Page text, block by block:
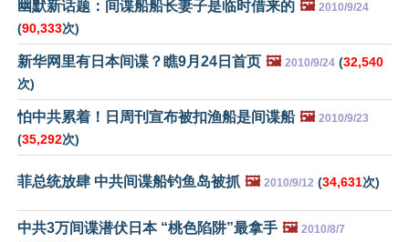
幽默新话题：间谍船船长妻子是临时借来的 🖼️ 2010/9/24
(90,333次)
新华网里有日本间谍？瞧9月24日首页 🖼️ 2010/9/24 (32,540
次)
怕中共累着！日周刊宣布被扣渔船是间谍船 🖼️ 2010/9/23
(35,292次)
菲总统放肆 中共间谍船钓鱼岛被抓 🖼️ 2010/9/12 (34,631次)
中共3万间谍潜伏日本 “桃色陷阱”最拿手 🖼️ 2010/8/7